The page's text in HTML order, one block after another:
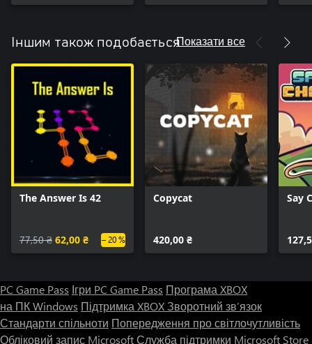
Іншим також подобаєтьсяПоказати все
The Answer Is 42
77,50 ₴ 62,00 ₴ – 20 %
Copycat
420,00 ₴
Say
PC Game Pass Ігри PC Game Pass Програма XBOX
на ПК Windows Підтримка XBOXЗворотний зв’язок
Стандарти спільноти Попередження про світлочутливість
Обліковий запис MicrosoftСлужба підтримки Microsoft Store